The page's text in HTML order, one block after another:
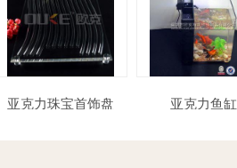
亚克力珠宝首饰盘 亚克力鱼缸